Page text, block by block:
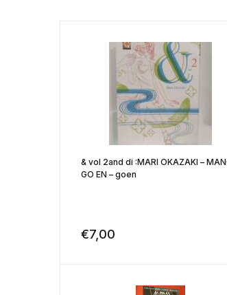
& vol 2and di :MARI OKAZAKI – MANGA
GO EN – goen
€7,00